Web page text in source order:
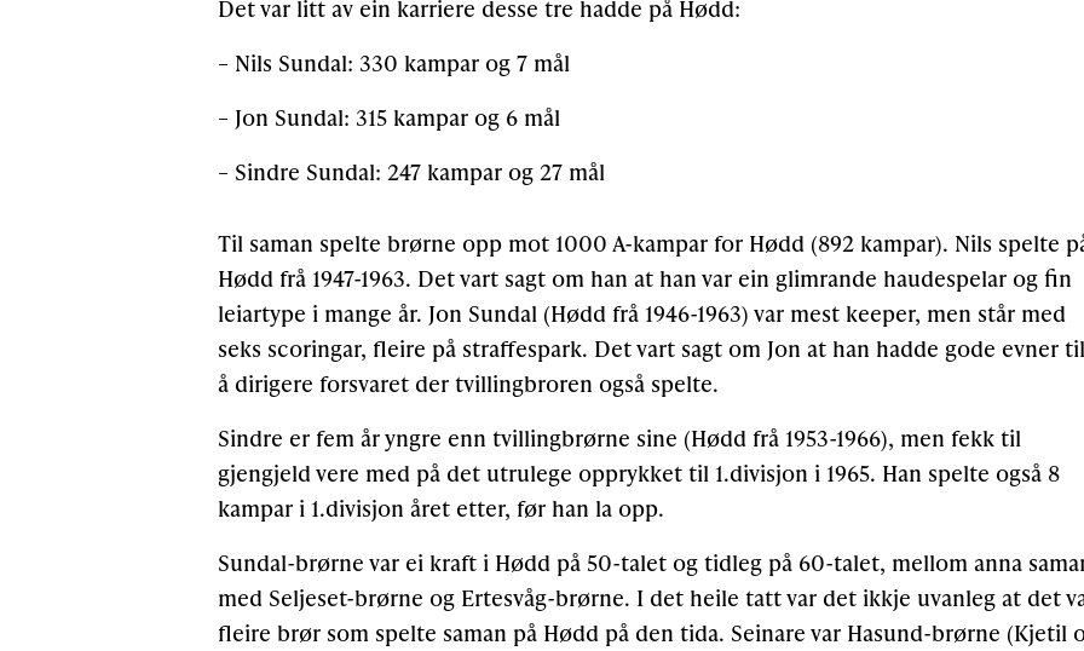
Det var litt av ein karriere desse tre hadde på Hødd:
– Nils Sundal: 330 kampar og 7 mål
– Jon Sundal: 315 kampar og 6 mål
– Sindre Sundal: 247 kampar og 27 mål
Til saman spelte brørne opp mot 1000 A-kampar for Hødd (892 kampar). Nils spelte
Hødd frå 1947-1963. Det vart sagt om han at han var ein glimrande haudespelar og fin
leiartype i mange år. Jon Sundal (Hødd frå 1946-1963) var mest keeper, men står med
seks scoringar, fleire på straffespark. Det vart sagt om Jon at han hadde gode evner til
å dirigere forsvaret der tvillingbroren også spelte.
Sindre er fem år yngre enn tvillingbrørne sine (Hødd frå 1953-1966), men fekk til
gjengjeld vere med på det utrulege opprykket til 1.divisjon i 1965. Han spelte også 8
kampar i 1.divisjon året etter, før han la opp.
Sundal-brørne var ei kraft i Hødd på 50-talet og tidleg på 60-talet, mellom anna
med Seljeset-brørne og Ertesvåg-brørne. I det heile tatt var det ikkje uvanleg at det
fleire brør som spelte saman på Hødd på den tida. Seinare var Hasund-brørne (Kjetil